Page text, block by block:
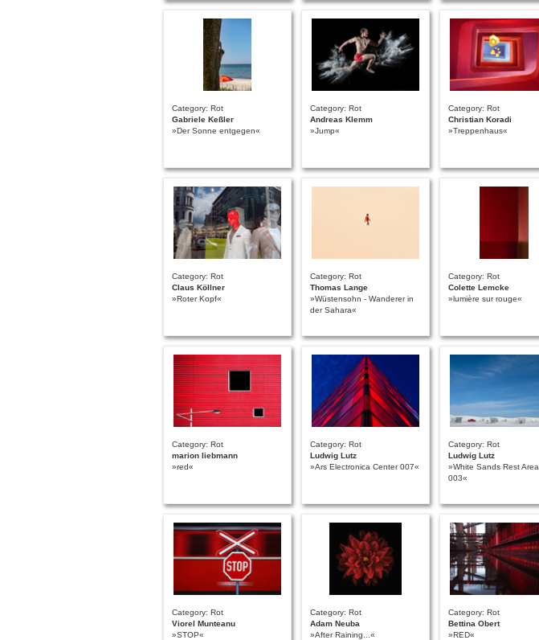
Category: Rot
Gabriele Keßler
»Der Sonne entgegen«
Category: Rot
Andreas Klemm
»Jump«
Category: Rot
Christian Koradi
»Treppenhaus«
Category: Rot
Claus Köllner
»Roter Kopf«
Category: Rot
Thomas Lange
»Wüstensohn - Wanderer in
der Sahara«
Category: Rot
Colette Lemcke
»lumière sur rouge«
Category: Rot
marion liebmann
»red«
Category: Rot
Ludwig Lutz
»Ars Electronica Center 007«
Category: Rot
Ludwig Lutz
»White Sands Rest Area
003«
Category: Rot
Viorel Munteanu
»STOP«
Category: Rot
Adam Neuba
»After Raining...«
Category: Rot
Bettina Obert
»RED«